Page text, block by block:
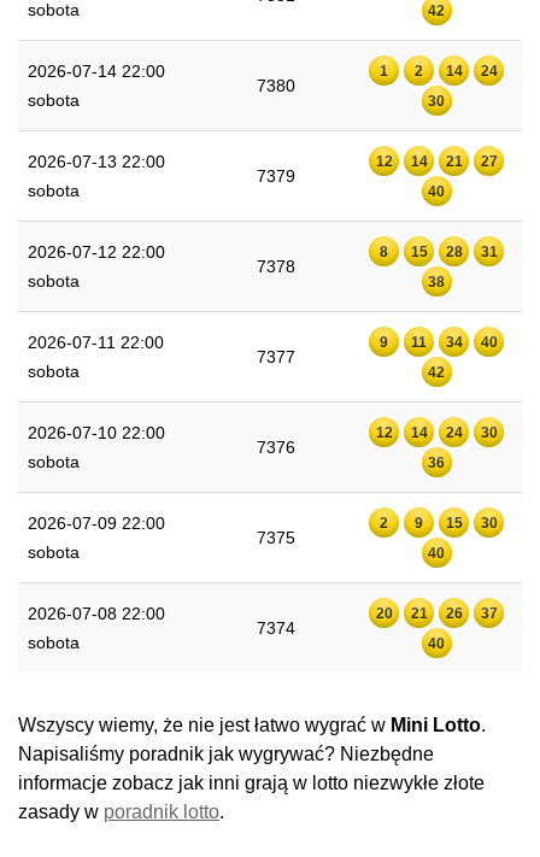
sobota 42
2026-07-14 22:00
sobota
7380
1 2 14
24
30
2026-07-13 22:00
sobota
7379
12 14 21
27
40
2026-07-12 22:00
sobota
7378
8 15 28
31
38
2026-07-11 22:00
sobota
7377
9 11 34
40
42
2026-07-10 22:00
sobota
7376
12 14 24
30
36
2026-07-09 22:00
sobota
7375
2 9 15
30
40
2026-07-08 22:00
sobota
7374
20 21 26
37
40
Wszyscy wiemy, że nie jest łatwo wygrać w Mini Lotto.
Napisaliśmy poradnik jak wygrywać? Niezbędne
informacje zobacz jak inni grają w lotto niezwykłe złote
zasady w poradnik lotto.